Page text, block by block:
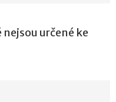
nejsou určené ke